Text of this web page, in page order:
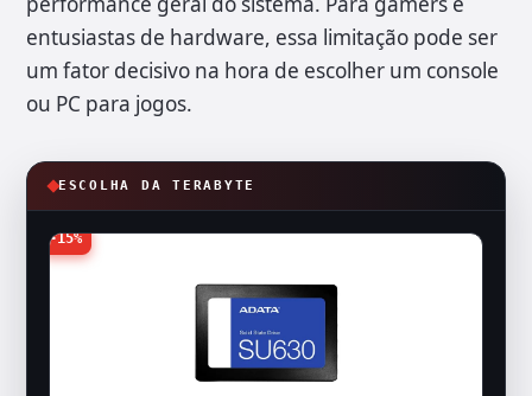
entusiastas de hardware, essa limitação pode ser
um fator decisivo na hora de escolher um console
ou PC para jogos.
ESCOLHA DA TERABYTE
-15%